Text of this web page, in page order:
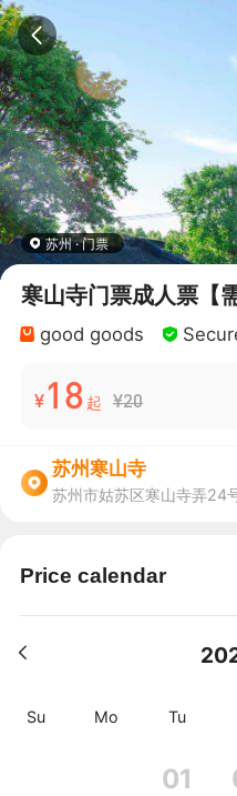
苏州 · 门票
寒山寺门票成人票【
good goods
¥18 起 ¥20
苏州寒山寺
苏州市姑苏区寒山寺弄24
Price calendar
Su Mo Tu
01